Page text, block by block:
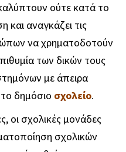
ούτε κατά το
και αναγκάζει τις
να χρηματοδοτούν
των δικών τους
με άπειρα
δημόσιο σχολείο.
οι σχολικές μονάδες
σχολικών